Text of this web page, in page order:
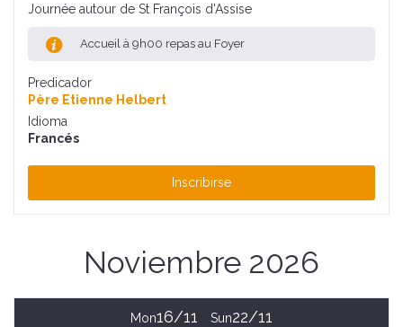
Journée autour de St François d'Assise
Accueil à 9h00 repas au Foyer
Predicador
Père Etienne Helbert
Idioma
Francés
Inscribirse
Noviembre 2026
Mon16/11 Sun22/11